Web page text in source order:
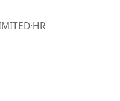
大富街站落車
）3. 銀行卡 4. 住址
·HR